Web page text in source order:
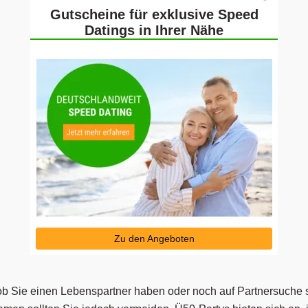
Gutscheine für exklusive Speed
Datings in Ihrer Nähe
Zu den Angeboten
Sie einen Lebenspartner haben oder noch auf Partnersuche